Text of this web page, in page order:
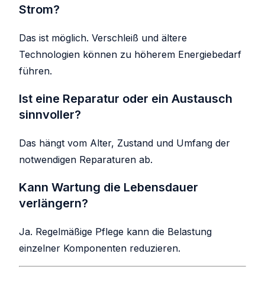
Strom?
Das ist möglich. Verschleiß und ältere
Technologien können zu höherem Energiebedarf
führen.
Ist eine Reparatur oder ein Austausch
sinnvoller?
Das hängt vom Alter, Zustand und Umfang der
notwendigen Reparaturen ab.
Kann Wartung die Lebensdauer
verlängern?
Ja. Regelmäßige Pflege kann die Belastung
einzelner Komponenten reduzieren.